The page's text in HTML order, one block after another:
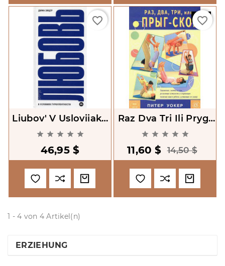
Liubov' V Usloviiakh
Turbulentnosti [Love
In Turbulence]
    
46,95 $
favorite_border -20%
Raz Dva Tri Ili Pryg-
Skok
    
11,60 $ 14,50 $
favorite_border
1 - 4 von 4 Artikel(n)
ERZIEHUNG